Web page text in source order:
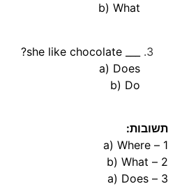
b) What
a) Does
b) Do
תשובות:
1 – a) Where
2 – b) What
3 – a) Does